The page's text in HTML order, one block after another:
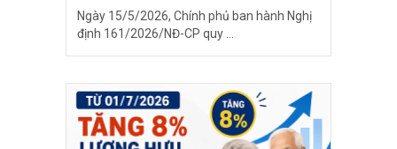
Ngày 15/5/2026, Chính phủ ban hành Nghị
định 161/2026/NĐ-CP quy …